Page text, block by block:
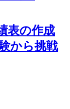
表の作成
から挑戦